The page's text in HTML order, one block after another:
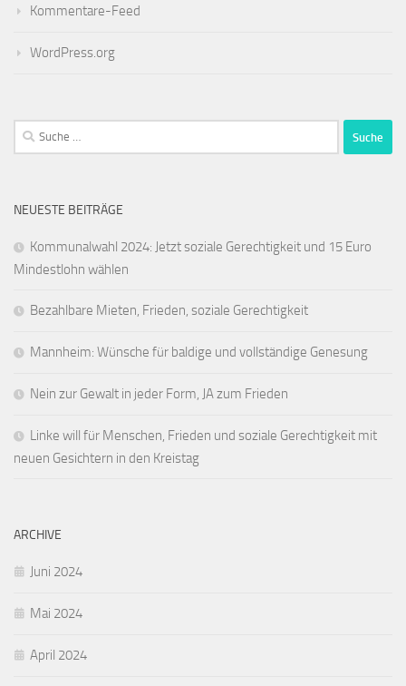
Kommentare-Feed
WordPress.org
Suche
nach:
NEUESTE BEITRÄGE
Kommunalwahl 2024: Jetzt soziale Gerechtigkeit und 15 Euro
Mindestlohn wählen
Bezahlbare Mieten, Frieden, soziale Gerechtigkeit
Mannheim: Wünsche für baldige und vollständige Genesung
Nein zur Gewalt in jeder Form, JA zum Frieden
Linke will für Menschen, Frieden und soziale Gerechtigkeit mit
neuen Gesichtern in den Kreistag
ARCHIVE
Juni 2024
Mai 2024
April 2024